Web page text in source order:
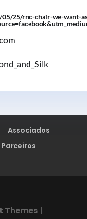
25/rnc-chair-we-want-
Associados
Parceiros
Themes|